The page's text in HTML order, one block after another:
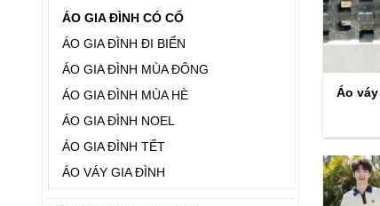
ÁO GIA ĐÌNH CÓ CỔ
ÁO GIA ĐÌNH ĐI BIỂN
ÁO GIA ĐÌNH MÙA ĐÔNG
ÁO GIA ĐÌNH MÙA HÈ
ÁO GIA ĐÌNH NOEL
ÁO GIA ĐÌNH TẾT
ÁO VÁY GIA ĐÌNH
Áo